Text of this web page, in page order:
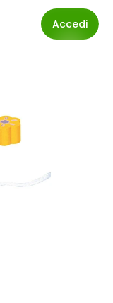
Accedi